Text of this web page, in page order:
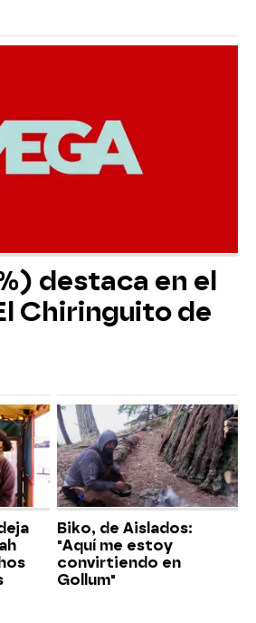
destaca en el
Chiringuito de
Biko, de Aislados:
"Aquí me estoy
convirtiendo en
Gollum"